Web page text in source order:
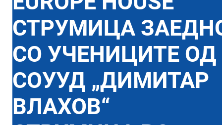
СТРУМИЦА
СО УЧЕНИЦИТЕ ОД
СОУУД „ДИМИТАР
ВЛАХОВ“